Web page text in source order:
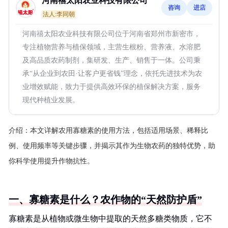
法人:李同朝
咨询 进店
河南禧太阳农业科技有限公司位于河南省郑州市新密市，
专注植物营养与植保领域，主营生根粉、营养液、水溶肥
及高品质农药制剂，集研发、生产、销售于一体。公司秉
承“从企业到农田·让客户更省钱”理念，依托先进技术为农
业增效赋能，致力于提供高效环保的植保解决方案，服务
现代种植业发展。
介绍： 本文详解农用寡糖素的使用方法，包括适用场景、稀释比
例、使用频率等关键步骤，并揭示其作为生物农药的独特优势，助
你科学使用提升作物抗性。
一、寡糖素是什么？农作物的“天然防护盾”
寡糖素是从植物或微生物中提取的天然多糖类物质，它不